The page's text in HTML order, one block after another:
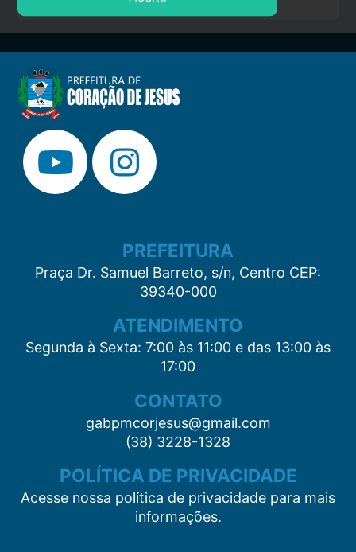
PREFEITURA
Praça Dr. Samuel Barreto, s/n, Centro CEP:
39340-000
ATENDIMENTO
Segunda à Sexta: 7:00 às 11:00 e das 13:00 às
17:00
CONTATO
gabpmcorjesus@gmail.com
(38) 3228-1328
POLÍTICA DE PRIVACIDADE
Acesse nossa política de privacidade para mais
informações.